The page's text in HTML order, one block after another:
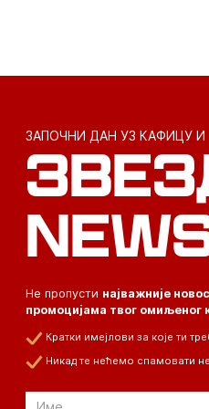
ЗАПОЧНИ ДАН УЗ КАФИЦУ И
Не пропусти најважније
промоцијама твог омиљеног
Кратки имејлови за које ти
Никад те нећемо спамовати
Email